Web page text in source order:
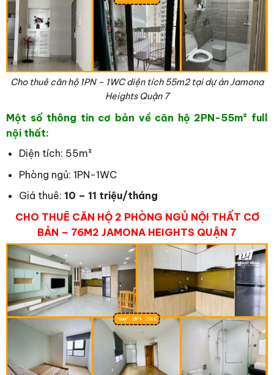
Cho thuê căn hộ 1PN – 1WC diện tích 55m2 tại dự án Jamona
Heights Quận 7
Một số thông tin cơ bản về căn hộ 2PN-55m² full
nội thất:
Diện tích: 55m²
Phòng ngủ: 1PN-1WC
Giá thuê: 10 – 11 triệu/tháng
CHO THUÊ CĂN HỘ 2 PHÒNG NGỦ NỘI THẤT CƠ
BẢN – 76M2 JAMONA HEIGHTS QUẬN 7